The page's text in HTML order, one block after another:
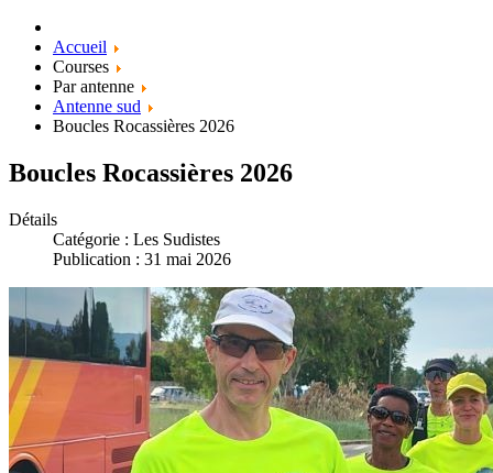
Accueil
Courses
Par antenne
Antenne sud
Boucles Rocassières 2026
Boucles Rocassières 2026
Détails
Catégorie : Les Sudistes
Publication : 31 mai 2026